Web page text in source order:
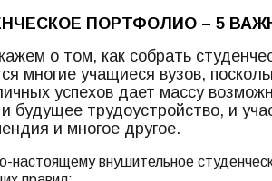
ПОРТФОЛИО – 5
о том, как собрать
многие учащиеся вузов,
успехов дает массу
будущее трудоустройство, и
и многое другое.
настоящему внушительное